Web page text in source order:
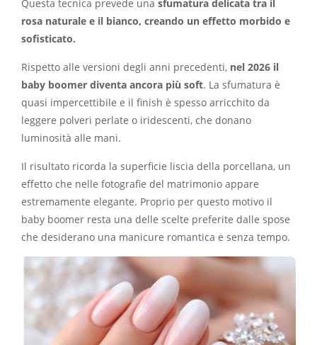
Questa tecnica prevede una sfumatura delicata tra il
rosa naturale e il bianco, creando un effetto morbido e
sofisticato.
Rispetto alle versioni degli anni precedenti, nel 2026 il
baby boomer diventa ancora più soft. La sfumatura è
quasi impercettibile e il finish è spesso arricchito da
leggere polveri perlate o iridescenti, che donano
luminosità alle mani.
Il risultato ricorda la superficie liscia della porcellana, un
effetto che nelle fotografie del matrimonio appare
estremamente elegante. Proprio per questo motivo il
baby boomer resta una delle scelte preferite dalle spose
che desiderano una manicure romantica e senza tempo.